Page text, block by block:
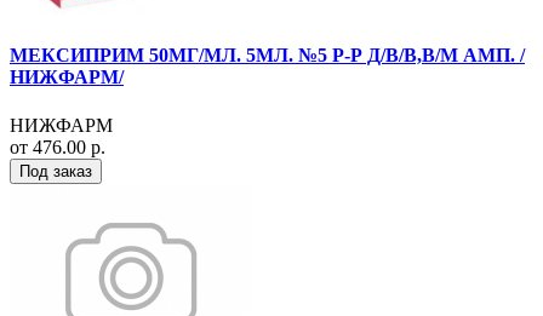
МЕКСИПРИМ 50МГ/МЛ. 5МЛ. №5 Р-Р Д/В/В,В/М АМП. /
НИЖФАРМ/
НИЖФАРМ
от 476.00 р.
Под заказ